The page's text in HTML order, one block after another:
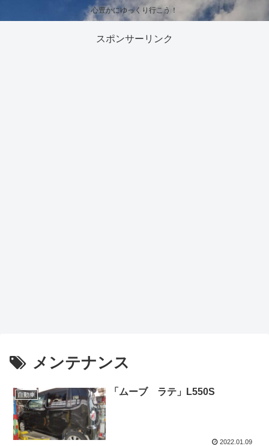
心豊かにゆっくり行こう！
スポンサーリンク
メンテナンス
自動車 「ムーブ ラテ」L550S
2022.01.09